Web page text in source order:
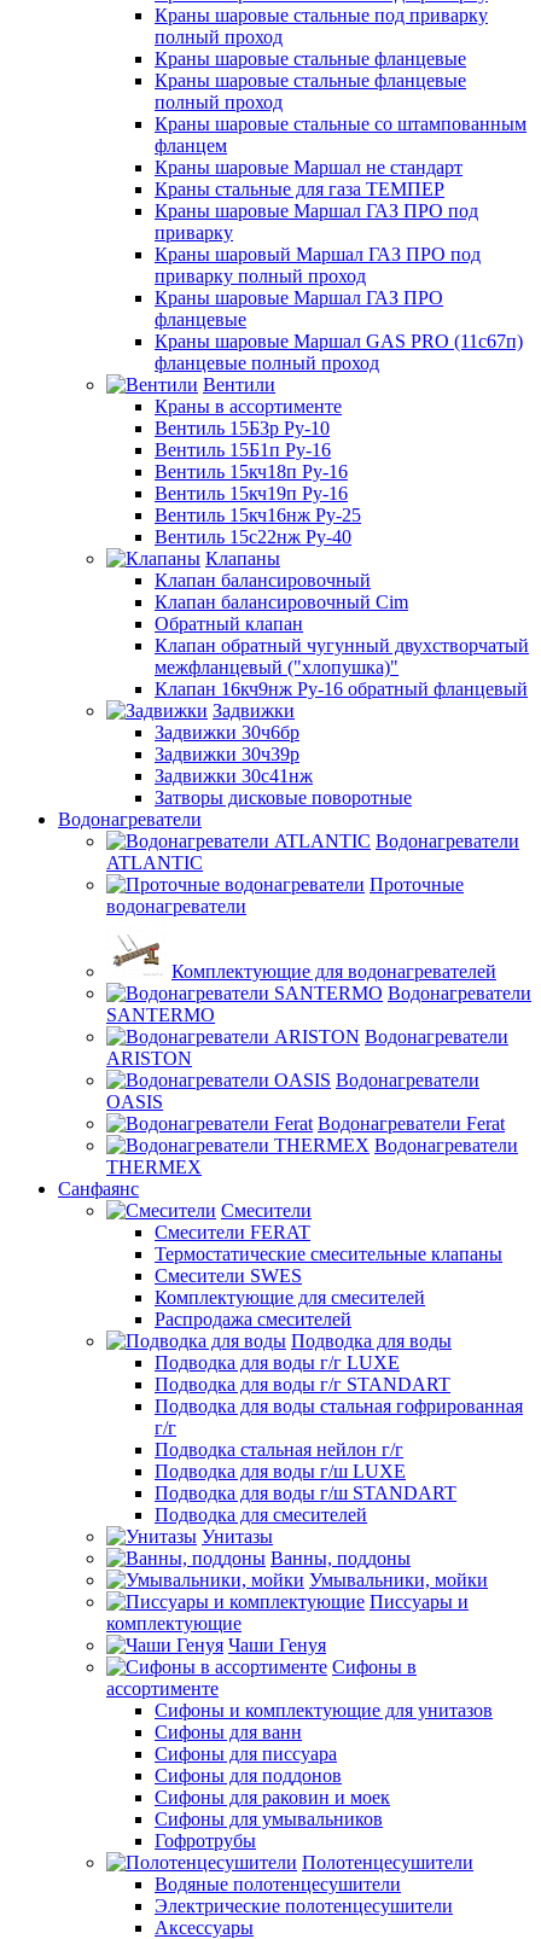
Краны шаровые стальные под приварку
полный проход
Краны шаровые стальные фланцевые
Краны шаровые стальные фланцевые
полный проход
Краны шаровые стальные со штампованным
фланцем
Краны шаровые Маршал не стандарт
Краны стальные для газа ТЕМПЕР
Краны шаровые Маршал ГАЗ ПРО под
приварку
Краны шаровый Маршал ГАЗ ПРО под
приварку полный проход
Краны шаровые Маршал ГАЗ ПРО
фланцевые
Краны шаровые Маршал GAS PRO (11с67п)
фланцевые полный проход
Вентили
Краны в ассортименте
Вентиль 15Б3р Ру-10
Вентиль 15Б1п Ру-16
Вентиль 15кч18п Ру-16
Вентиль 15кч19п Ру-16
Вентиль 15кч16нж Ру-25
Вентиль 15с22нж Ру-40
Клапаны
Клапан балансировочный
Клапан балансировочный Cim
Обратный клапан
Клапан обратный чугунный двухстворчатый
межфланцевый ("хлопушка)"
Клапан 16кч9нж Ру-16 обратный фланцевый
Задвижки
Задвижки 30ч6бр
Задвижки 30ч39р
Задвижки 30с41нж
Затворы дисковые поворотные
Водонагреватели
Водонагреватели
ATLANTIC
Проточные
водонагреватели
Комплектующие для водонагревателей
Водонагреватели
SANTERMO
Водонагреватели
ARISTON
Водонагреватели
OASIS
Водонагреватели Ferat
Водонагреватели
THERMEX
Санфаянс
Смесители
Смесители FERAT
Термостатические смесительные клапаны
Смесители SWES
Комплектующие для смесителей
Распродажа смесителей
Подводка для воды
Подводка для воды г/г LUXE
Подводка для воды г/г STANDART
Подводка для воды стальная гофрированная
г/г
Подводка стальная нейлон г/г
Подводка для воды г/ш LUXE
Подводка для воды г/ш STANDART
Подводка для смесителей
Унитазы
Ванны, поддоны
Умывальники, мойки
Писсуары и
комплектующие
Чаши Генуя
Сифоны в
ассортименте
Сифоны и комплектующие для унитазов
Сифоны для ванн
Сифоны для писсуара
Сифоны для поддонов
Сифоны для раковин и моек
Сифоны для умывальников
Гофротрубы
Полотенцесушители
Водяные полотенцесушители
Электрические полотенцесушители
Аксессуары